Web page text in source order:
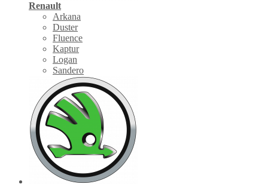
Renault
Arkana
Duster
Fluence
Kaptur
Logan
Sandero